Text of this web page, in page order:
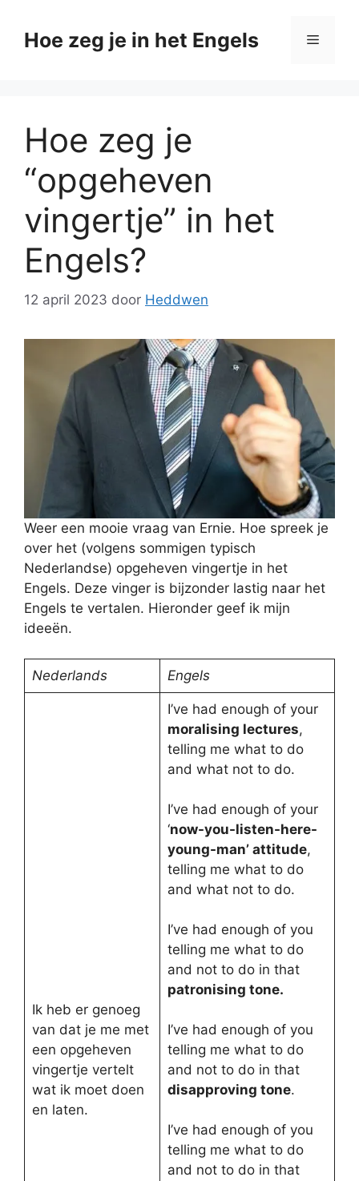
naarHoe zeg je in het Engels Menu
Hoe zeg je
“opgeheven
vingertje” in het
Engels?
12 april 2023 door Heddwen
Weer een mooie vraag van Ernie. Hoe spreek je
over het (volgens sommigen typisch
Nederlandse) opgeheven vingertje in het
Engels. Deze vinger is bijzonder lastig naar het
Engels te vertalen. Hieronder geef ik mijn
ideeën.
Nederlands Engels
Ik heb er genoeg
van dat je me met
een opgeheven
vingertje vertelt
wat ik moet doen
en laten.
I’ve had enough of your
moralising lectures,
telling me what to do
and what not to do.
I’ve had enough of your
‘now-you-listen-here-
young-man’ attitude,
telling me what to do
and what not to do.
I’ve had enough of you
telling me what to do
and not to do in that
patronising tone.
I’ve had enough of you
telling me what to do
and not to do in that
disapproving tone.
I’ve had enough of you
telling me what to do
and not to do in that